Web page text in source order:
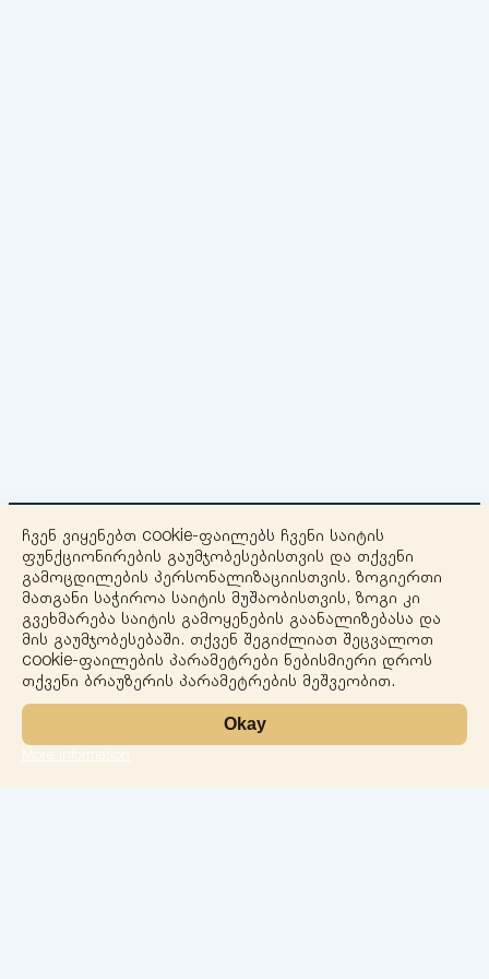
+
−
ჩვენ ვიყენებთ cookie-ფაილებს ჩვენი საიტის
ფუნქციონირების გაუმჯობესებისთვის და თქვენი
გამოცდილების პერსონალიზაციისთვის. ზოგიერთი
მათგანი საჭიროა საიტის მუშაობისთვის, ზოგი კი
გვეხმარება საიტის გამოყენების გაანალიზებასა და
მის გაუმჯობესებაში. თქვენ შეგიძლიათ შეცვალოთ
cookie-ფაილების პარამეტრები ნებისმიერი დროს
თქვენი ბრაუზერის პარამეტრების მეშვეობით.
Okay
More information